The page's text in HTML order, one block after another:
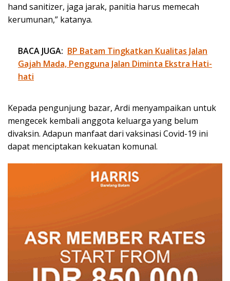
hand sanitizer, jaga jarak, panitia harus memecah
kerumunan,” katanya.
BACA JUGA: BP Batam Tingkatkan Kualitas Jalan
Gajah Mada, Pengguna Jalan Diminta Ekstra Hati-
hati
Kepada pengunjung bazar, Ardi menyampaikan untuk
mengecek kembali anggota keluarga yang belum
divaksin. Adapun manfaat dari vaksinasi Covid-19 ini
dapat menciptakan kekuatan komunal.